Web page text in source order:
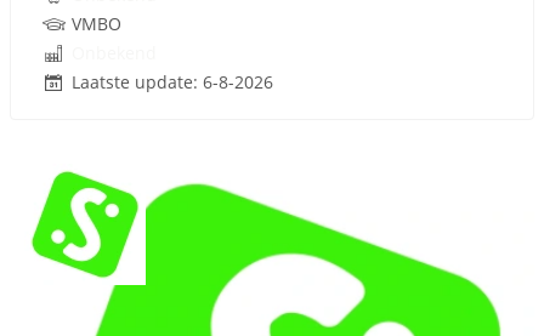
VMBO
Laatste update: 6-8-2026